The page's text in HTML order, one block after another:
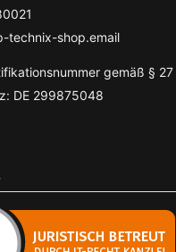
technix-shop.email
gemäß § 27
DE 299875048